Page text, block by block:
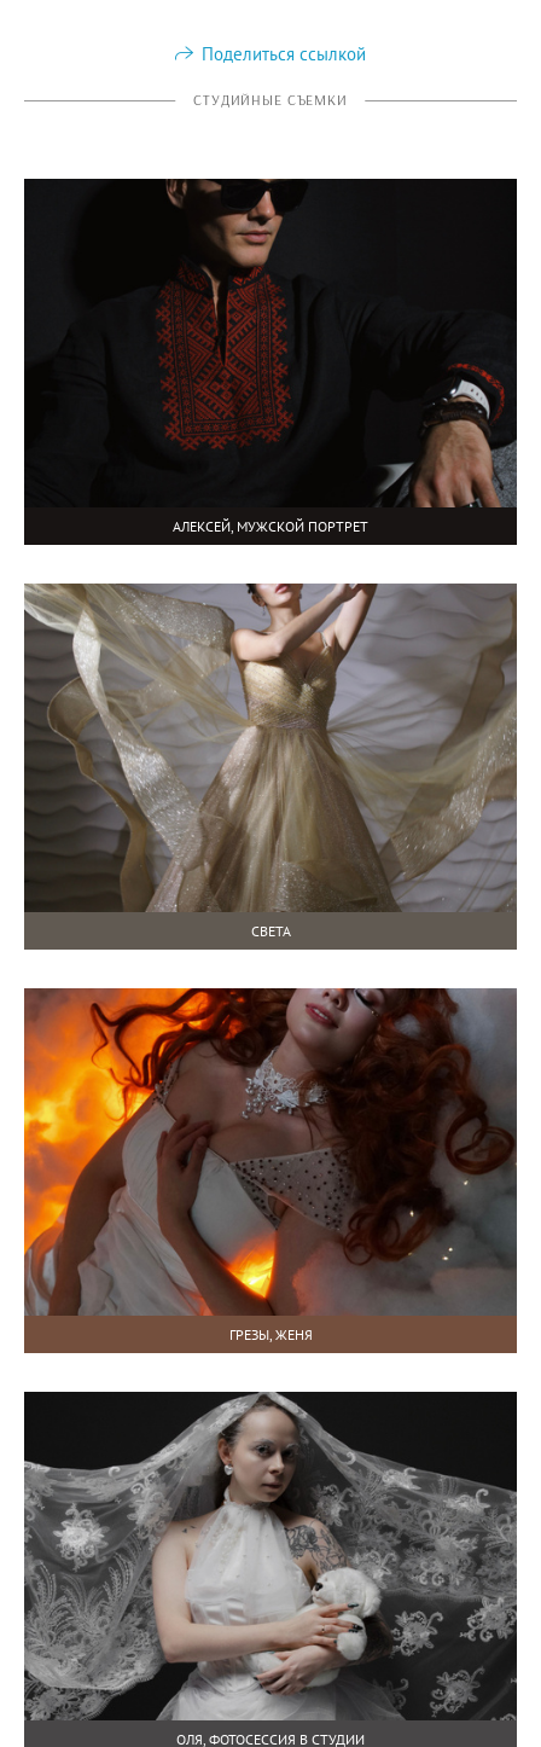
Поделиться ссылкой
СТУДИЙНЫЕ СЪЕМКИ
АЛЕКСЕЙ, МУЖСКОЙ ПОРТРЕТ
СВЕТА
ГРЕЗЫ, ЖЕНЯ
ОЛЯ, ФОТОСЕССИЯ В СТУДИИ